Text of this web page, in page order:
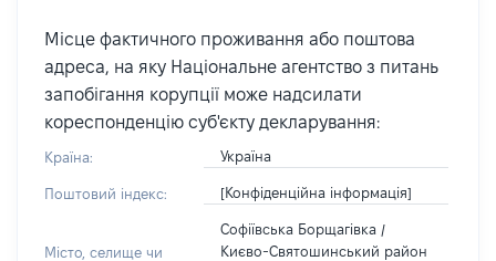
Місце фактичного проживання або поштова
адреса, на яку Національне агентство з питань
запобігання корупції може надсилати
кореспонденцію суб'єкту декларування:
Країна: Україна
Поштовий індекс: [Конфіденційна інформація]
Місто, селище чи
Софіївська Борщагівка /
Києво-Святошинський район